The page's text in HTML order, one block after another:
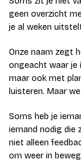
geen overzicht
je al weken
Onze naam zegt
ongeacht waar je
maar ook met
luisteren. Maar
Soms heb je
iemand nodig die
niet alleen
om weer in